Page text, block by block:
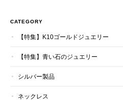
CATEGORY
【特集】K10ゴールドジュエリー
【特集】青い石のジュエリー
シルバー製品
ネックレス